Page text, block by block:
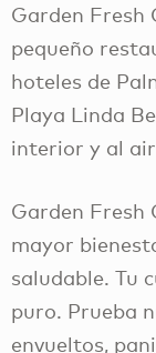
Garden Fresh
pequeño
hoteles de
Playa Linda
interior y al
Garden Fresh
mayor
saludable. Tu
puro. Prueba
envueltos,